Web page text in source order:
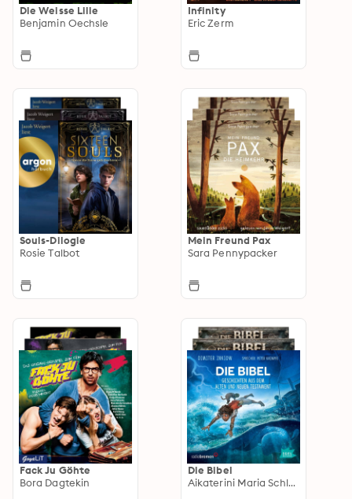
Die Weisse Lilie
Benjamin Oechsle
Infinity
Eric Zerm
Souls-Dilogie
Rosie Talbot
Mein Freund Pax
Sara Pennypacker
Fack Ju Göhte
Bora Dagtekin
Die Bibel
Aikaterini Maria Schlösser